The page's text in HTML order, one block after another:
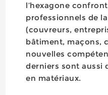
l’hexagone
professionnels de
(couvreurs,
bâtiment, maçons,
nouvelles
derniers sont aussi
en matériaux.